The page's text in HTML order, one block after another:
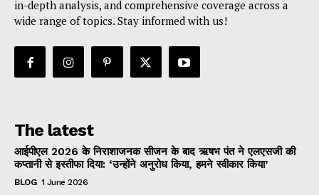
in-depth analysis, and comprehensive coverage across a
wide range of topics. Stay informed with us!
The latest
आईपीएल 2026 के निराशाजनक सीजन के बाद ऋषभ पंत ने एलएसजी की
कप्तानी से इस्तीफा दिया: ‘उन्होंने अनुरोध किया, हमने स्वीकार किया’
BLOG 1 June 2026